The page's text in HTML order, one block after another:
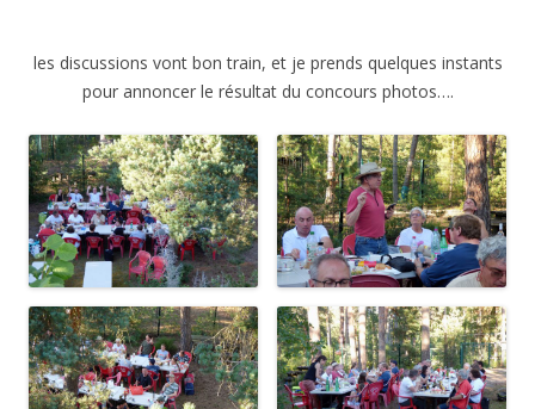
les discussions vont bon train, et je prends quelques instants
pour annoncer le résultat du concours photos….